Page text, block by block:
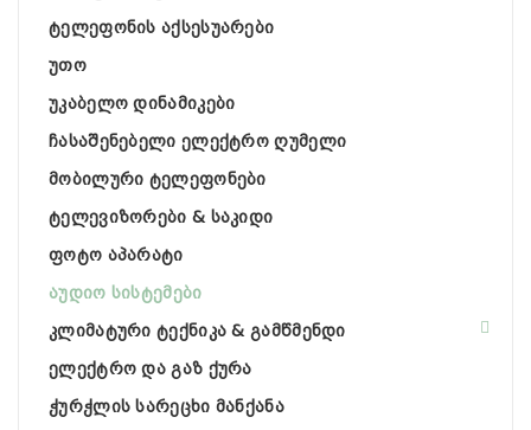
ტელეფონის აქსესუარები
უთო
უკაბელო დინამიკები
ჩასაშენებელი ელექტრო ღუმელი
მობილური ტელეფონები
ტელევიზორები & საკიდი
ფოტო აპარატი
აუდიო სისტემები
კლიმატური ტექნიკა & გამწმენდი
ელექტრო და გაზ ქურა
ჭურჭლის სარეცხი მანქანა